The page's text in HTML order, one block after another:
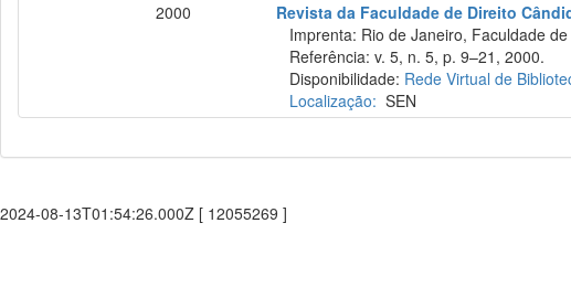
2000
Revista da Faculdade de Direito
Imprenta: Rio de Janeiro, Faculdade
Referência: v. 5, n. 5, p. 9–21, 2000.
Disponibilidade: Rede Virtual de
Localização: SEN
2024-08-13T01:54:26.000Z [ 12055269 ]